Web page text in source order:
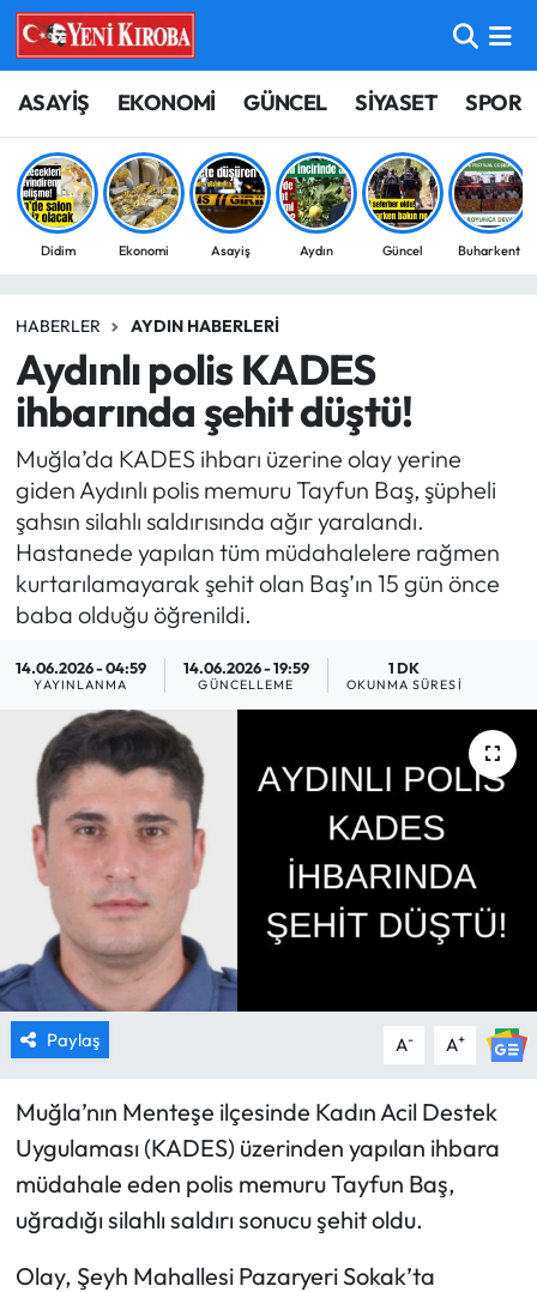
ASAYİŞ EKONOMİ GÜNCEL SİYASET SPOR
Didim Ekonomi Asayiş Aydın Güncel Buharkent
HABERLER AYDIN HABERLERI
Aydınlı polis KADES
ihbarında şehit düştü!
Muğla’da KADES ihbarı üzerine olay yerine
giden Aydınlı polis memuru Tayfun Baş, şüpheli
şahsın silahlı saldırısında ağır yaralandı.
Hastanede yapılan tüm müdahalelere rağmen
kurtarılamayarak şehit olan Baş’ın 15 gün önce
baba olduğu öğrenildi.
14.06.2026 - 04:59
YAYINLANMA
14.06.2026 - 19:59
GÜNCELLEME
1 DK
OKUNMA SÜRESI
Paylaş A- A+
Muğla’nın Menteşe ilçesinde Kadın Acil Destek
Uygulaması (KADES) üzerinden yapılan ihbara
müdahale eden polis memuru Tayfun Baş,
uğradığı silahlı saldırı sonucu şehit oldu.
Olay, Şeyh Mahallesi Pazaryeri Sokak’ta
ASAYİŞ
BİLİM-TEKNOLOJİ
ÇEVRE
EĞİTİM
EKONOMİ
GÜNCEL
GÜNDEM
MAGAZİN
SPOR
TARIM
TURİZM
YAŞAM
RESMİ İLANLAR
Aydın Nöbetçi Eczaneler
Aydın Hava Durumu
Aydin Namaz Vakitleri
Süper Lig Puan Durumu ve Fikstür
Tüm Manşetler
Son Dakika Haberleri
Haber Arşivi